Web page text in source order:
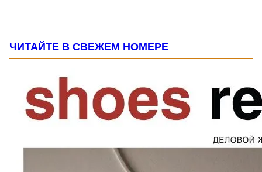
ЧИТАЙТЕ В СВЕЖЕМ НОМЕРЕ